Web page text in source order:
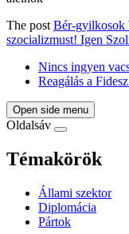
The post Bér-gyilkosok
szocializmust! Igen
Nincs ingyen
Reagálás a
Open side menu
Oldalsáv
Témakörök
Állami szektor
Diplomácia
Pártok